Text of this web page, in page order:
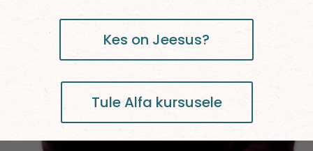
Kes on Jeesus?
Tule Alfa kursusele